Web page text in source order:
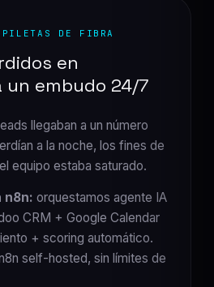
PILETAS DE FIBRA
en
un embudo 24/7
llegaban a un número
a la noche, los fines de
equipo estaba saturado.
n8n: orquestamos agente IA
CRM + Google Calendar
+ scoring automático.
self-hosted, sin límites de